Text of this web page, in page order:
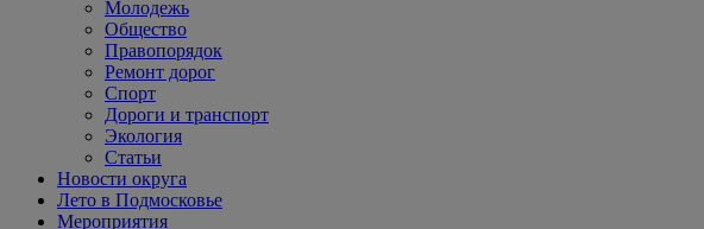
Молодежь
Общество
Правопорядок
Ремонт дорог
Спорт
Дороги и транспорт
Экология
Статьи
Новости округа
Лето в Подмосковье
Мероприятия